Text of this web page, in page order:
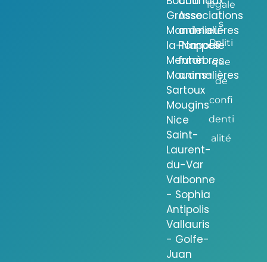
Grasse
Mandelieu-
la-Napoule
Menton
Mouans-
Sartoux
Mougins
Nice
Saint-
Laurent-
du-Var
Valbonne
- Sophia
Antipolis
Vallauris
- Golfe-
Juan
Associations
animalières
Pompes
funèbres
animalières
légale
s
Politi
que
de
confi
denti
alité